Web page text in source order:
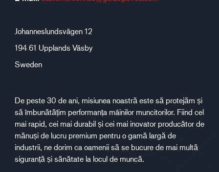
Johanneslundsvägen 12
194 61 Upplands Väsby
Sweden
De peste 30 de ani, misiunea noastră este să protejăm și
să îmbunătățim performanța mâinilor muncitorilor. Fiind cel
mai rapid, cei mai durabil și cei mai inovator producător de
mănuși de lucru premium pentru o gamă largă de
industrii, ne dorim ca oamenii să se bucure de mai multă
siguranță și sănătate la locul de muncă.